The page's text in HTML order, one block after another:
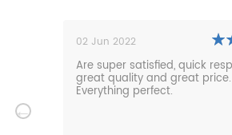
02 Jun 2022
Are super satisfied, quick
great quality and great price.
Everything perfect.